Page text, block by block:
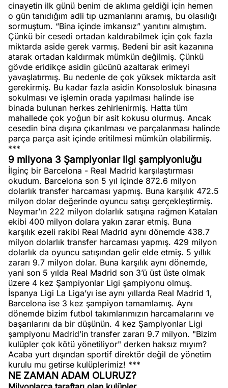
cinayetin ilk günü benim de aklıma geldiği için hemen
o gün tanıdığım adli tıp uzmanlarını aramış, bu olasılığı
sormuştum. “Bina içinde imkansız” yanıtını almıştım.
Çünkü bir cesedi ortadan kaldırabilmek için çok fazla
miktarda aside gerek varmış. Bedeni bir asit kazanına
atarak ortadan kaldırmak mümkün değilmiş. Çünkü
gövde eridikçe asidin gücünü azaltarak erimeyi
yavaşlatırmış. Bu nedenle de çok yüksek miktarda asit
gerekirmiş. Bu kadar fazla asidin Konsolosluk binasına
sokulması ve işlemin orada yapılması halinde ise
binada bulunan herkes zehirlenirmiş. Hatta tüm
mahallede çok yoğun bir asit kokusu olurmuş. Ancak
cesedin bina dışına çıkarılması ve parçalanması halinde
parça parça asit içinde eritilmesi mümkün olabilirmiş.
***
9 milyona 3 Şampiyonlar ligi şampiyonluğu
İlginç bir Barcelona - Real Madrid karşılaştırması
okudum. Barcelona son 5 yıl içinde 872.6 milyon
dolarlık transfer harcaması yapmış. Buna karşılık 472.5
milyon dolar değerinde oyuncu satışı gerçekleştirmiş.
Neymar’ın 222 milyon dolarlık satışına rağmen Katalan
ekibi 400 milyon dolara yakın zarar etmiş. Buna
karşılık ezeli rakibi Real Madrid aynı dönemde 438.7
milyon dolarlık transfer harcaması yapmış. 429 milyon
dolarlık da oyuncu satışından gelir elde etmiş. 5 yıllık
zararı 9.7 milyon dolar. Buna karşılık aynı dönemde,
yani son 5 yılda Real Madrid son 3’ü üst üste olmak
üzere 4 kez Şampiyonlar Ligi şampiyonu olmuş.
İspanya Ligi La Liga’yı ise aynı yıllarda Real Madrid 1,
Barcelona ise 3 kez şampiyon tamamlamış. Aynı
dönemde bizim futbol takımlarımızın harcamalarını ve
başarılarını da bir düşünün. 4 kez Şampiyonlar Ligi
şampiyonu Madrid’in transfer zararı 9.7 milyon. "Bizim
kulüpler çok kötü yönetiliyor" derken haksız mıyım?
Acaba yurt dışından sportif direktör değil de yönetim
kurulu mu getirse kulüplerimiz! ***
NE ZAMAN ADAM OLURUZ?